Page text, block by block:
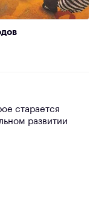
старается
развитии